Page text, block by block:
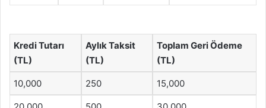
Kredi Tutarı
(TL)
Aylık Taksit
(TL)
Toplam Geri Ödeme
(TL)
10,000 250 15,000